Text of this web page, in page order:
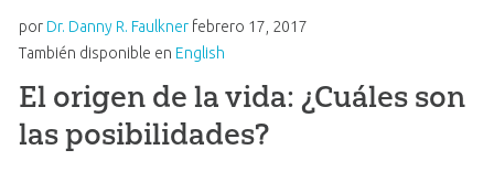
por Dr. Danny R. Faulkner febrero 17, 2017
También disponible en English
El origen de la vida: ¿Cuáles son
las posibilidades?